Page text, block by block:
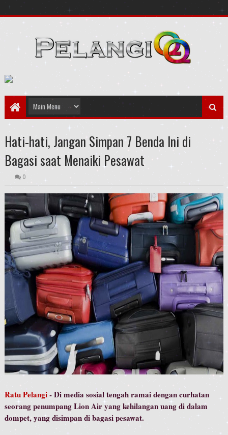
Hati-hati, Jangan Simpan 7 Benda Ini di
Bagasi saat Menaiki Pesawat
0
Ratu Pelangi- Di media sosial tengah ramai dengan curhatan
seorang penumpang Lion Air yang kehilangan uang di dalam
dompet, yang disimpan di bagasi pesawat.